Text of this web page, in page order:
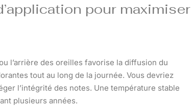
pour maximiser
l’arrière des oreilles favorise la diffusion du
tout au long de la journée. Vous devriez
l’intégrité des notes. Une température stable
plusieurs années.